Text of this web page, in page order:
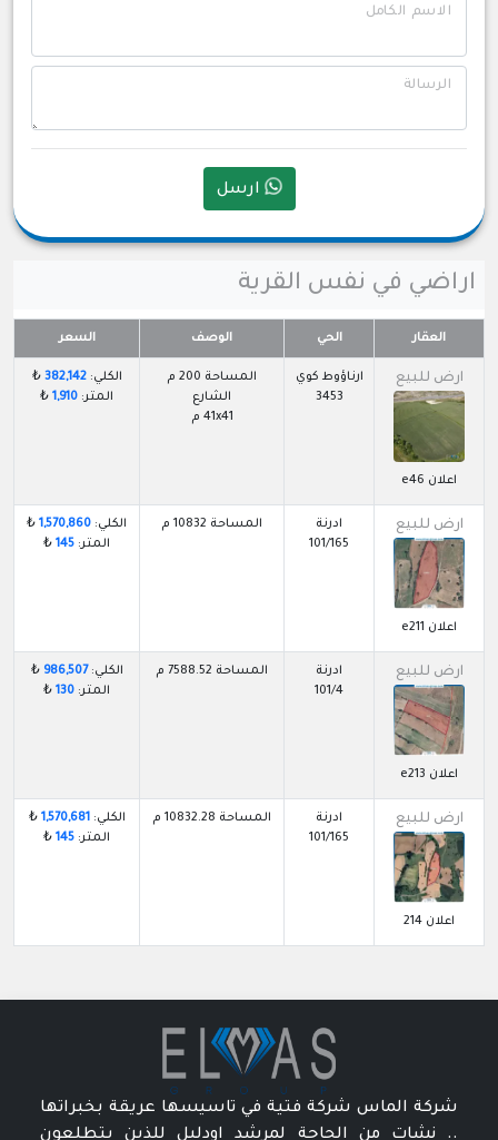
الاسم الكامل
الرسالة
ارسل
اراضي في نفس القرية
العقار الحي الوصف السعر
ارض للبيع
اعلان e46
ارناؤوط كوي
3453
المساحة 200 م
الشارع
41x41 م
الكلي:382,142
₺
المتر: 1,910
₺
ارض للبيع
اعلان e211
ادرنة
101/165
المساحة 10832 م الكلي: 1,570,860
₺
المتر: 145
₺
ارض للبيع
اعلان e213
ادرنة
101/4
المساحة 7588.52 م الكلي:986,507
₺
المتر: 130
₺
ارض للبيع
اعلان 214
ادرنة
101/165
المساحة 10832.28 م الكلي:1,570,681
₺
المتر: 145
₺
شركة الماس شركة فتية في تاسيسها عريقة بخبراتها
.. نشات من الحاجة لمرشد اودليل للذين يتطلعون